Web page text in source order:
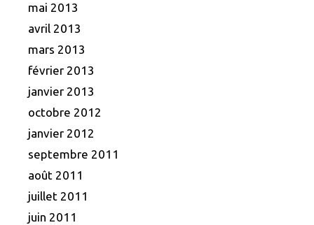
mai 2013
avril 2013
mars 2013
février 2013
janvier 2013
octobre 2012
janvier 2012
septembre 2011
août 2011
juillet 2011
juin 2011